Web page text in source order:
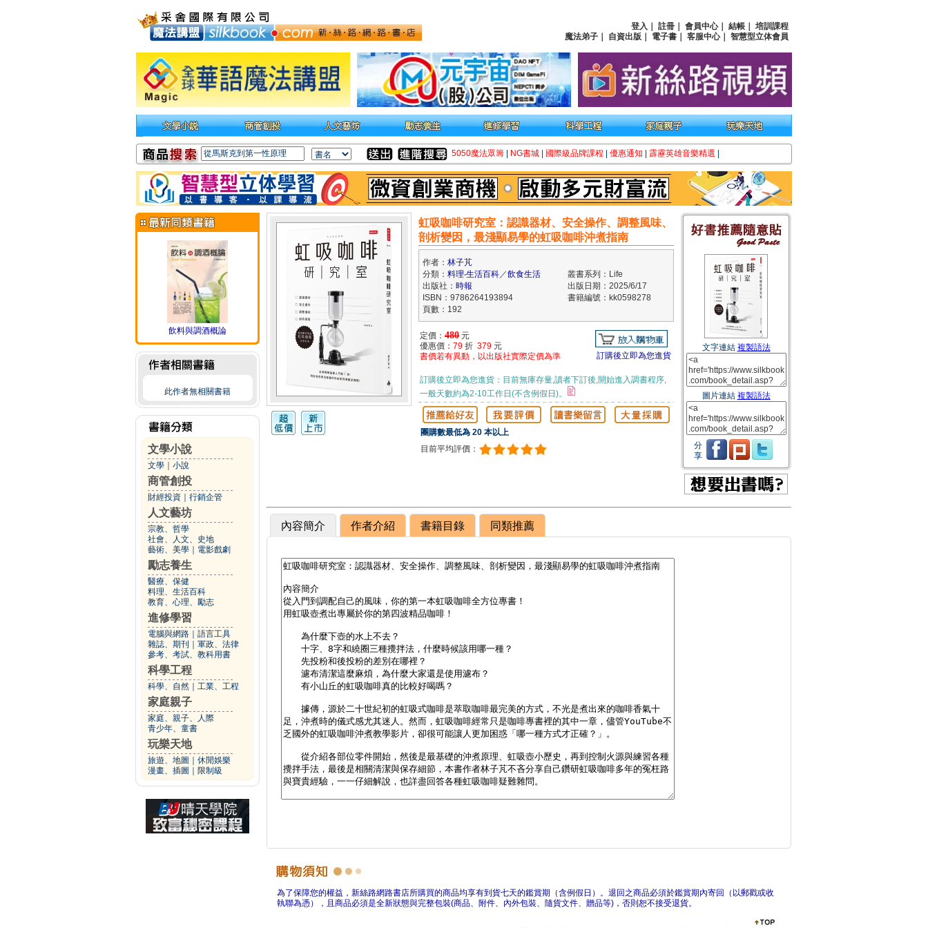
登入 註冊 會員中心｜ 結帳
培訓課程
魔法弟子
自資出版 電子書 客服中心｜ 智慧型立体會員
5050魔法眾籌 NG書城 國際級品牌課程 優惠通知 霹靂英雄音樂精選
飲料與調酒概論
此作者無相關書籍
文學小說
文學 小說
商管創投
財經投資 行銷企管
人文藝坊
宗教、哲學
社會、人文、史地
藝術、美學
電影戲劇
勵志養生
醫療、保健
料理、生活百科
教育、心理、勵志
進修學習
電腦與網路
語言工具
雜誌、期刊
軍政、法律
參考、考試、教科用書
科學工程
科學、自然 工業、工程
家庭親子
家庭、親子、人際
青少年、童書
玩樂天地
旅遊、地圖
休閒娛樂
漫畫、插圖
限制級
虹吸咖啡研究室：認識器材、安全操作、調整風味、
剖析變因，最淺顯易學的虹吸咖啡沖煮指南
作者： 林子芃
分類： 料理‧生活百科／飲食生活
叢書系列：Life
出版社： 時報
出版日期：2025/6/17
ISBN：9786264193894
書籍編號：kk0598278
頁數：192
定價： 480 元
優惠價： 79 折 379 元
書價若有異動，以出版社實際定價為準
訂購後立即為您進貨
訂購後立即為您進貨：目前無庫存量,讀者下訂後,開始進入調書程序,
一般天數約為2-10工作日(不含例假日)。
團購數最低為 20 本以上
目前平均評價：
文字連結 複製語法
圖片連結 複製語法
分
享
內容簡介 作者介紹 書籍目錄 同類推薦
為了保障您的權益，新絲路網路書店所購買的商品均享有到貨七天的鑑賞期（含例假日）。退回之商品必須於鑑賞期內寄回（以郵戳或收
執聯為憑），且商品必須是全新狀態與完整包裝(商品、附件、內外包裝、隨貨文件、贈品等)，否則恕不接受退貨。